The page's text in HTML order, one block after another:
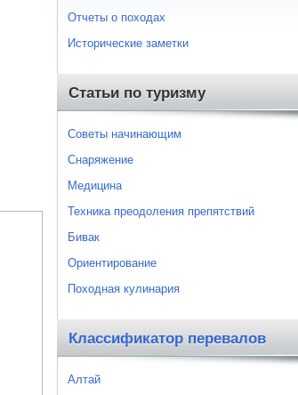
Отчеты о походах
Исторические заметки
Статьи по туризму
Советы начинающим
Снаряжение
Медицина
Техника преодоления препятствий
Бивак
Ориентирование
Походная кулинария
Классификатор перевалов
Алтай